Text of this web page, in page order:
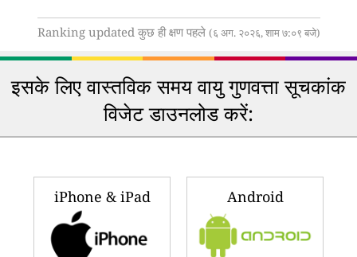
Ranking updated कुछ ही क्षण पहले (६ अग. २०२६, शाम ७:०९ बजे)
इसके लिए वास्तविक समय वायु गुणवत्ता सूचकांक
विजेट डाउनलोड करें:
iPhone & iPad Android